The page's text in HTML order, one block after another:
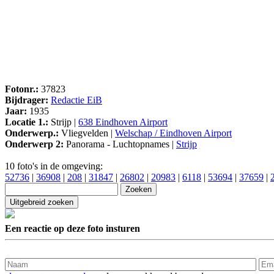
Fotonr.: 37823
Bijdrager: Redactie EiB
Jaar: 1935
Locatie 1.: Strijp | 638 Eindhoven Airport
Onderwerp.: Vliegvelden | Welschap / Eindhoven Airport
Onderwerp 2: Panorama - Luchtopnames | Strijp
10 foto's in de omgeving:
52736
36908 208 31847 26802 20983 6118 53694 37659
Een reactie op deze foto insturen